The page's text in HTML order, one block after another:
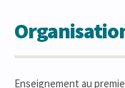
Enseignement au